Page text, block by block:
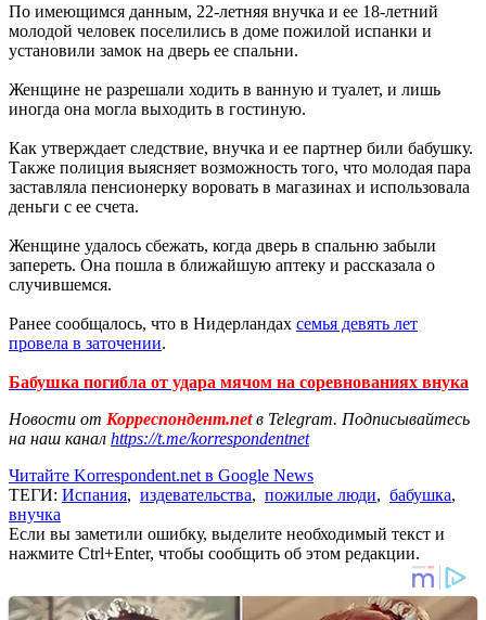
По имеющимся данным, 22-летняя внучка и ее 18-летний
молодой человек поселились в доме пожилой испанки и
установили замок на дверь ее спальни.
Женщине не разрешали ходить в ванную и туалет, и лишь
иногда она могла выходить в гостиную.
Как утверждает следствие, внучка и ее партнер били бабушку.
Также полиция выясняет возможность того, что молодая пара
заставляла пенсионерку воровать в магазинах и использовала
деньги с ее счета.
Женщине удалось сбежать, когда дверь в спальню забыли
запереть. Она пошла в ближайшую аптеку и рассказала о
случившемся.
Ранее сообщалось, что в Нидерландах семья девять лет
провела в заточении.
Бабушка погибла от удара мячом на соревнованиях внука
Новости от Корреспондент.netв Telegram. Подписывайтесь
на наш канал https://t.me/korrespondentnet
Читайте Korrespondent.net в Google News
ТЕГИ: Испания, издевательства, пожилые люди, бабушка,
внучка
Если вы заметили ошибку, выделите необходимый текст и
нажмите Ctrl+Enter, чтобы сообщить об этом редакции.